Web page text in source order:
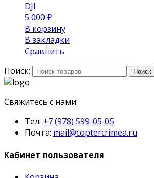
DJI
5 000 ₽
В корзину
В закладки
Сравнить
Поиск:
Поиск
Свяжитесь с нами:
Тел: +7 (978) 599-05-05
Почта: mail@coptercrimea.ru
Кабинет пользователя